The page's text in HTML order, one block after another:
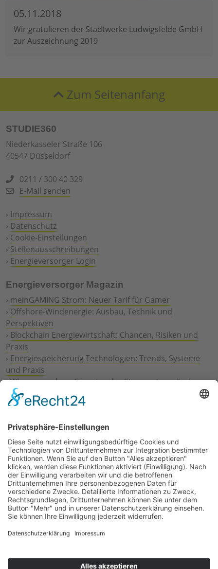
05.11.2018
Wir gratulieren der Stadtwerke Ludwigsfelde GmbH
zur Auszeichnung 2019
Zum Seitenanfang
STUDIE360
Niederkasseler Straße 106
40547 Düsseldorf
0211 / 300 40 329
E-Mail senden
› Impressum
› Datenschutz
› Cookie-Einstellungen
› Stellenausschreibungen
› Energieversorger Login
Energieversorger Magazin
› meinGAMING Strom: Neuer Tarif für Gamer
› Offshore-Windenergie: Ausbau, Technik und
Perspektiven
› Blockchain Energiewirtschaft: Chancen, Risiken und
Praxis
› Energiespeicherung Technologien: Trends, Systeme
und Praxis
›Wie erneuerbare Energien das Stromnetz verändern
Digitalisierung Energiewirtschaft: Effizienz, Netze und
Prozesse
Geschäftsmodelle
›Vorstandswechsel Westenergie: Böddeling übernimmt
befristet
›Wasserstoff-Hochlauf: Dialog, Infrastruktur und
konkrete Schritte
›Solaranlage Regenbogenfarben: FC St. Pauli und
LichtBlick installieren erste weltweite Anlage
Jetzt an der STUDIE360 teilnehmen
Wir möchten Transparenz mit einheitlichen Kriterien
kostenlose Teilnahme wichtig. Die Ergebnisse werden